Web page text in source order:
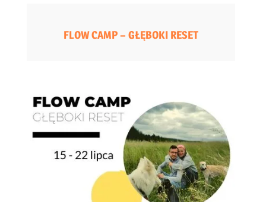
FLOW CAMP – GŁĘBOKI RESET